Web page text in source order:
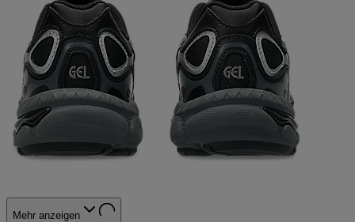
Mehr anzeigen